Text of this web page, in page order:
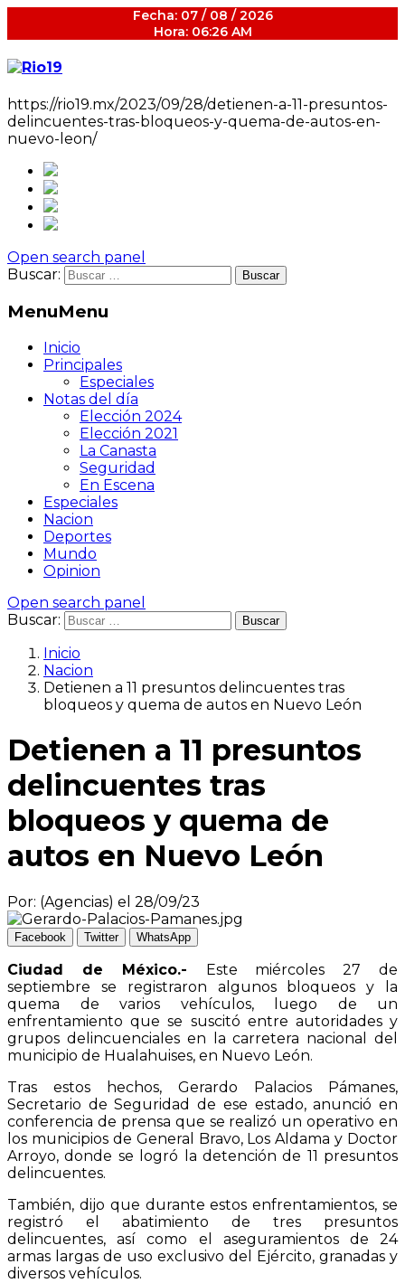
Fecha: 07 / 08 / 2026
Hora: 06:26 AM
https://rio19.mx/2023/09/28/detienen-a-11-presuntos-
delincuentes-tras-bloqueos-y-quema-de-autos-en-
nuevo-leon/
Open search panel
Buscar:
MenuMenu
Inicio
Principales
Especiales
Notas del día
Elección 2024
Elección 2021
La Canasta
Seguridad
En Escena
Especiales
Nacion
Deportes
Mundo
Opinion
Open search panel
Buscar:
Inicio
Nacion
Detienen a 11 presuntos delincuentes tras
bloqueos y quema de autos en Nuevo León
Detienen a 11 presuntos
delincuentes tras
bloqueos y quema de
autos en Nuevo León
Por: (Agencias) el 28/09/23
Facebook Twitter WhatsApp
Ciudad de México.- Este miércoles 27 de
septiembre se registraron algunos bloqueos y la
quema de varios vehículos, luego de un
enfrentamiento que se suscitó entre autoridades y
grupos delincuenciales en la carretera nacional del
municipio de Hualahuises, en Nuevo León.
Tras estos hechos, Gerardo Palacios Pámanes,
Secretario de Seguridad de ese estado, anunció en
conferencia de prensa que se realizó un operativo en
los municipios de General Bravo, Los Aldama y Doctor
Arroyo, donde se logró la detención de 11 presuntos
delincuentes.
También, dijo que durante estos enfrentamientos, se
registró el abatimiento de tres presuntos
delincuentes, así como el aseguramientos de 24
armas largas de uso exclusivo del Ejército, granadas y
diversos vehículos.